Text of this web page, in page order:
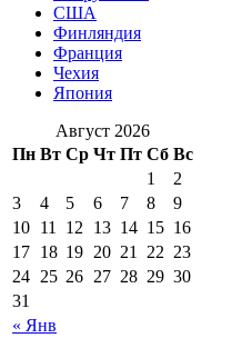
США
Финляндия
Франция
Чехия
Япония
Август 2026
Пн Вт Ср Чт Пт Сб Вс
« Янв
1
2
3
4 5 6 7 8
9
10 11 12 13 14 15 16
17 18 19 20 21 22 23
24 25 26 27 28 29 30
31